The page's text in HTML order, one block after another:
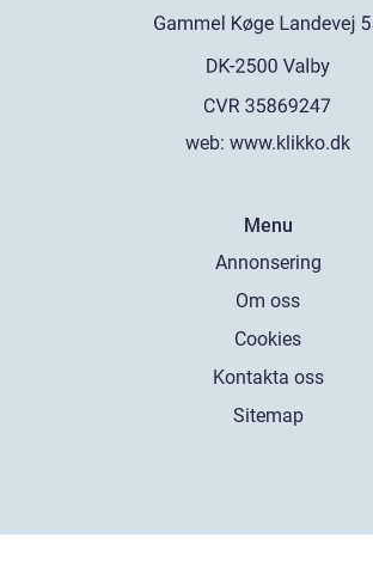
web: www.klikko.dk
Menu
Annonsering
Om oss
Cookies
Kontakta oss
Sitemap